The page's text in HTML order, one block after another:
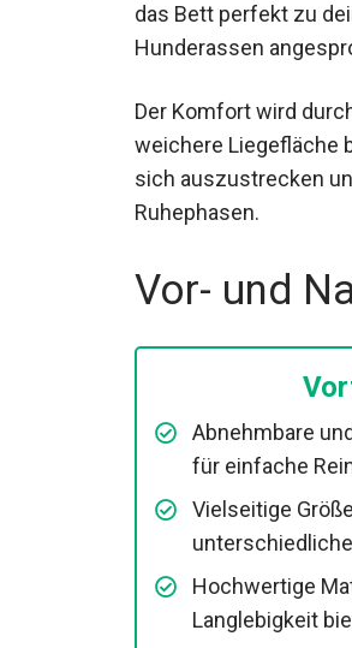
das Bett perfekt zu
Hunderassen
Der Komfort wird
weichere Liegefläche
sich auszustrecken
Ruhephasen.
Vor- und
Abnehmbare
für einfache
Vielseitige
Hochwertige
Langlebigkeit